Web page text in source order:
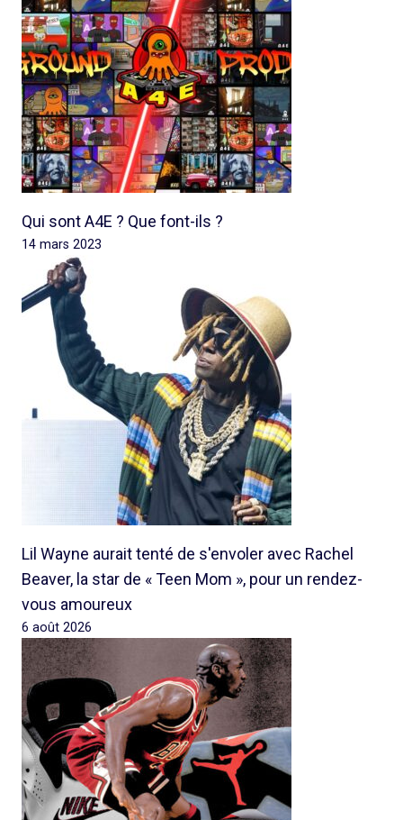
Qui sont A4E ? Que font-ils ?
14 mars 2023
Lil Wayne aurait tenté de s'envoler avec Rachel
Beaver, la star de « Teen Mom », pour un rendez-
vous amoureux
6 août 2026